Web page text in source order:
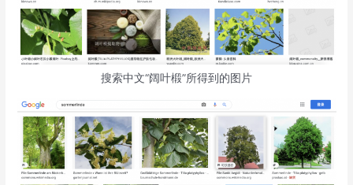
搜索中文“阔叶椴”所得到的图片